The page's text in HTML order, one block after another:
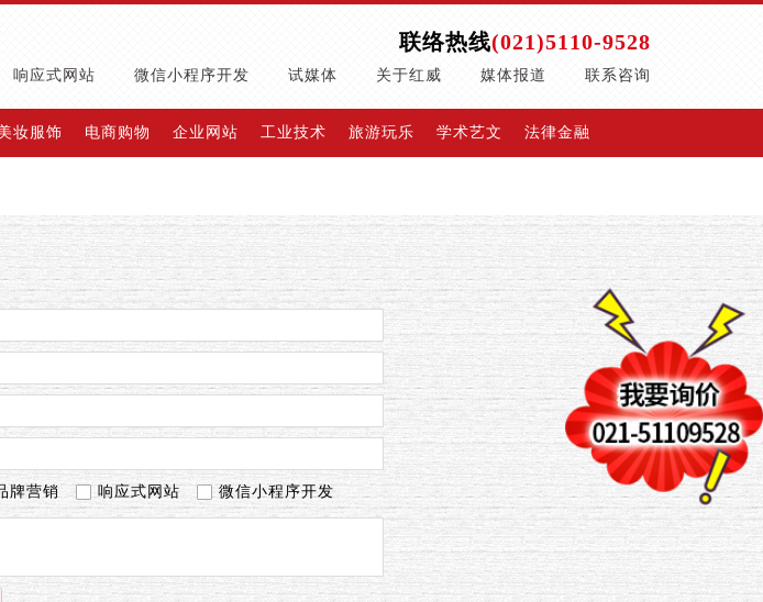
联络热线(021)5110-9528
响应式网站
妆服饰 电商购物 企业网站 工业技术 旅游玩乐 学术艺文 法律金融
微信小程序开发 试媒体 关于红威 媒体报道 联系咨询
牌营销 响应式网站 微信小程序开发